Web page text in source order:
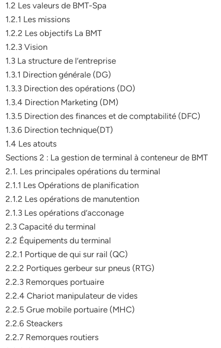
1.2 Les valeurs de BMT-Spa
1.2.1 Les missions
1.2.2 Les objectifs La BMT
1.2.3 Vision
1.3 La structure de l’entreprise
1.3.1 Direction générale (DG)
1.3.3 Direction des opérations (DO)
1.3.4 Direction Marketing (DM)
1.3.5 Direction des finances et de comptabilité (DFC)
1.3.6 Direction technique(DT)
1.4 Les atouts
Sections 2 : La gestion de terminal à conteneur de BMT
2.1. Les principales opérations du terminal
2.1.1 Les Opérations de planification
2.1.2 Les opérations de manutention
2.1.3 Les opérations d’acconage
2.3 Capacité du terminal
2.2 Équipements du terminal
2.2.1 Portique de qui sur rail (QC)
2.2.2 Portiques gerbeur sur pneus (RTG)
2.2.3 Remorques portuaire
2.2.4 Chariot manipulateur de vides
2.2.5 Grue mobile portuaire (MHC)
2.2.6 Steackers
2.2.7 Remorques routiers